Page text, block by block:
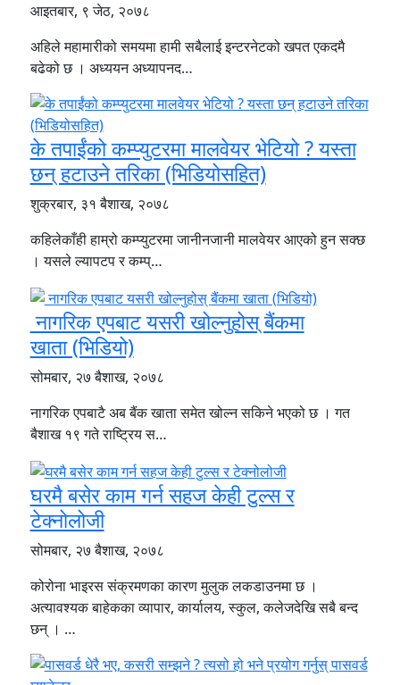
आइतबार, ९ जेठ, २०७८
अहिले महामारीको समयमा हामी सबैलाई इन्टरनेटको खपत एकदमै
बढेको छ । अध्ययन अध्यापनद…
के तपाईंको कम्प्युटरमा मालवेयर भेटियो ? यस्ता
छन् हटाउने तरिका (भिडियोसहित)
शुक्रबार, ३१ बैशाख, २०७८
कहिलेकाँही हाम्रो कम्प्युटरमा जानीनजानी मालवेयर आएको हुन सक्छ
। यसले ल्यापटप र कम्प्…
नागरिक एपबाट यसरी खोल्नुहोस् बैंकमा
खाता (भिडियो)
सोमबार, २७ बैशाख, २०७८
नागरिक एपबाटै अब बैंक खाता समेत खोल्न सकिने भएको छ । गत
बैशाख १९ गते राष्ट्रिय स…
घरमै बसेर काम गर्न सहज केही टुल्स र
टेक्नोलोजी
सोमबार, २७ बैशाख, २०७८
कोरोना भाइरस संक्रमणका कारण मुलुक लकडाउनमा छ ।
अत्यावश्यक बाहेकका व्यापार, कार्यालय, स्कुल, कलेजदेखि सबै बन्द
छन् । …